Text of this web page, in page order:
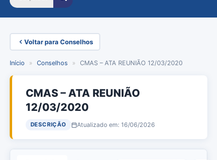
Voltar para Conselhos
Início » Conselhos » CMAS – ATA REUNIÃO 12/03/2020
CMAS – ATA REUNIÃO
12/03/2020
DESCRIÇÃO Atualizado em: 16/06/2026